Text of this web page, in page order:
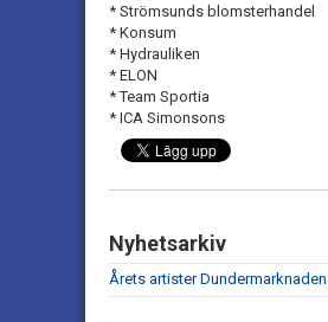
* Strömsunds blomsterhandel
* Konsum
* Hydrauliken
* ELON
* Team Sportia
* ICA Simonsons
Nyhetsarkiv
Årets artister